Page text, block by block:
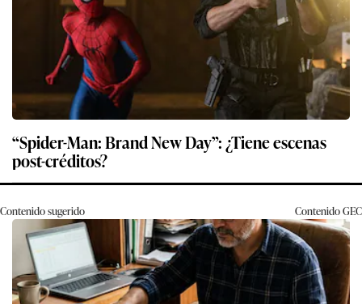
“Spider-Man: Brand New Day”: ¿Tiene escenas
post-créditos?
Contenido sugerido ContenidoGEC